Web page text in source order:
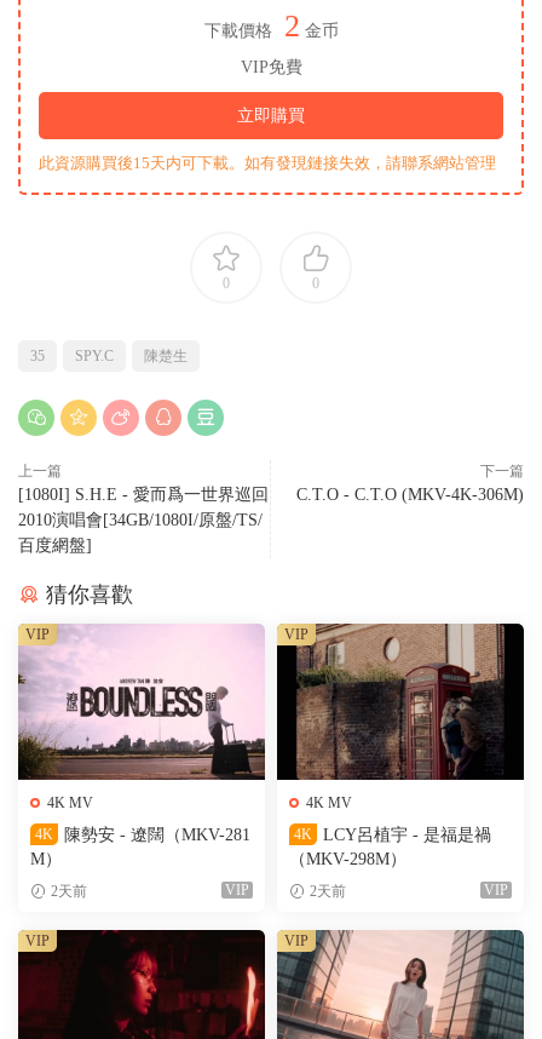
下載價格 2 金币
VIP免費
立即購買
此資源購買後15天内可下載。如有發現鏈接失效，請聯系網站管理
0 0
35 SPY.C 陳楚生
上一篇
[1080I] S.H.E - 愛而爲一世界巡回
2010演唱會[34GB/1080I/原盤/TS/
百度網盤]
下一篇
C.T.O - C.T.O (MKV-4K-306M)
猜你喜歡
4K MV
4K
陳勢安 - 遼闊（MKV-281
M）
2天前 VIP
VIP
4K MV
4K
LCY呂植宇 - 是福是禍
（MKV-298M）
2天前 VIP
VIP
VIP VIP